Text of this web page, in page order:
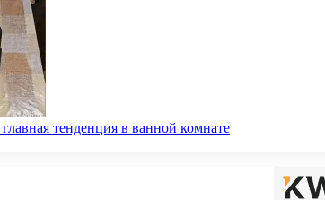
тенденция в ванной комнате